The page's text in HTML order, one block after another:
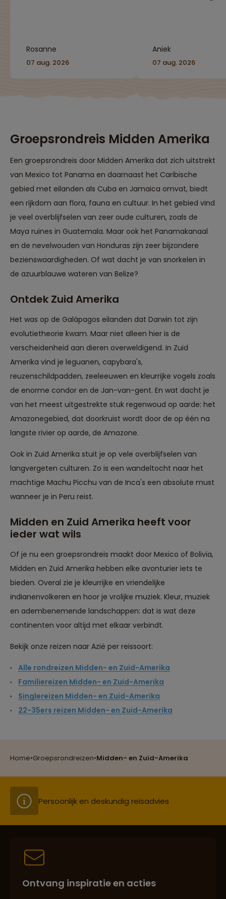
Home•Groepsrondreizen•Midden- en Zuid-Amerika
Rosanne
07 aug. 2026
laten zijn."
Aniek
07 aug. 2026
Groepsrondreis Midden Amerika
Een groepsrondreis door Midden Amerika dat zich uitstrekt
van Mexico tot Panama en daarnaast het Caribische
gebied met eilanden als Cuba en Jamaica omvat, biedt
een rijkdom aan flora, fauna en cultuur. In het gebied vind
je veel overblijfselen van zeer oude culturen, zoals de
Maya ruines in Guatemala. Maar ook het Panamakanaal
en de nevelwouden van Honduras zijn zeer bijzondere
bezienswaardigheden. Of wat dacht je van snorkelen in
de azuurblauwe wateren van Belize?
Ontdek Zuid Amerika
Het was op de Galápagos eilanden dat Darwin tot zijn
evolutietheorie kwam. Maar niet alleen hier is de
verscheidenheid aan dieren overweldigend. In Zuid
Amerika vind je leguanen, capybara's,
reuzenschildpadden, zeeleeuwen en kleurrijke vogels zoals
de enorme condor en de Jan-van-gent. En wat dacht je
van het meest uitgestrekte stuk regenwoud op aarde: het
Amazonegebied, dat doorkruist wordt door de op één na
langste rivier op aarde, de Amazone.
Ook in Zuid Amerika stuit je op vele overblijfselen van
langvergeten culturen. Zo is een wandeltocht naar het
machtige Machu Picchu van de Inca's een absolute must
wanneer je in Peru reist.
Midden en Zuid Amerika heeft voor
ieder wat wils
Of je nu een groepsrondreis maakt door Mexico of Bolivia,
Midden en Zuid Amerika hebben elke avonturier iets te
bieden. Overal zie je kleurrijke en vriendelijke
indianenvolkeren en hoor je vrolijke muziek. Kleur, muziek
en adembenemende landschappen: dat is wat deze
continenten voor altijd met elkaar verbindt.
Bekijk onze reizen naar Azië per reissoort:
Alle rondreizen Midden- en Zuid-Amerika
Familiereizen Midden- en Zuid-Amerika
Singlereizen Midden- en Zuid-Amerika
22-35ers reizen Midden- en Zuid-Amerika
Reizen met oog voor mens, cultuur en milieu
Persoonlijk en deskundig reisadvies
Best beoordeelde reisroutes
Ontvang inspiratie en acties